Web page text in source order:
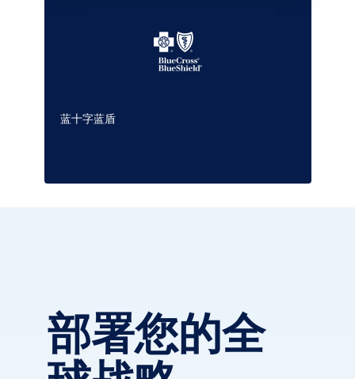
蓝十字蓝盾
部署您的全